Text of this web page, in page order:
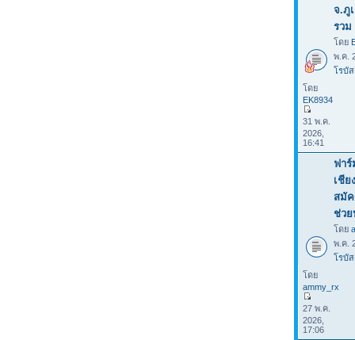
จ.ภู
รวม
โดย
พ.ค.
โรบั
โดย
EK8934
31 พ.ค.
2026,
16:41
ฟา
เชีย
สมัค
ช่วย
โดย
พ.ค.
โรบั
โดย
ammy_rx
27 พ.ค.
2026,
17:06